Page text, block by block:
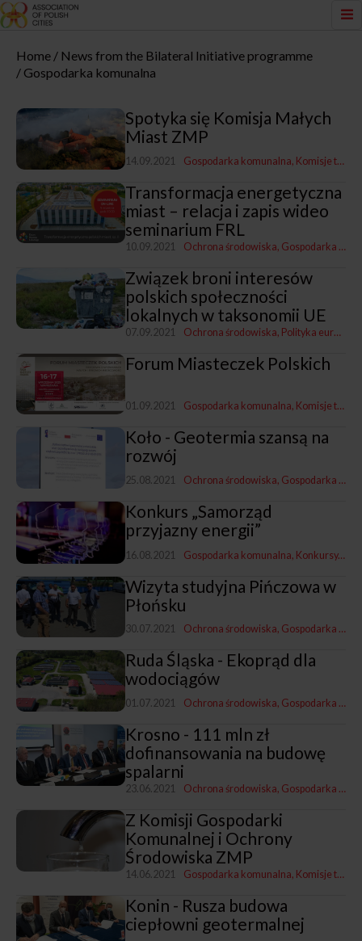
Home
News from the Bilateral Initiative programme
Gospodarka komunalna
Spotyka się Komisja Małych
Miast ZMP
14.09.2021 Gospodarka komunalna Komisje tematyczne ZMP
Transformacja energetyczna
miast – relacja i zapis wideo
seminarium FRL
10.09.2021 Ochrona środowiska Gospodarka komunalna
Związek broni interesów
polskich społeczności
lokalnych w taksonomii UE
07.09.2021 Ochrona środowiska Polityka europejska i współpraca zagraniczna
Forum Miasteczek Polskich
01.09.2021 Gospodarka komunalna Komisje tematyczne ZMP
Koło - Geotermia szansą na
rozwój
25.08.2021 Ochrona środowiska Gospodarka komunalna
Konkurs „Samorząd
przyjazny energii”
16.08.2021 Gospodarka komunalna Konkursy, rankingi i nagrody
Wizyta studyjna Pińczowa w
Płońsku
30.07.2021 Ochrona środowiska Gospodarka komunalna
Ruda Śląska - Ekoprąd dla
wodociągów
01.07.2021 Ochrona środowiska Gospodarka komunalna
Krosno - 111 mln zł
dofinansowania na budowę
spalarni
23.06.2021 Ochrona środowiska Gospodarka komunalna
Z Komisji Gospodarki
Komunalnej i Ochrony
Środowiska ZMP
14.06.2021 Gospodarka komunalna Komisje tematyczne ZMP
Konin - Rusza budowa
ciepłowni geotermalnej